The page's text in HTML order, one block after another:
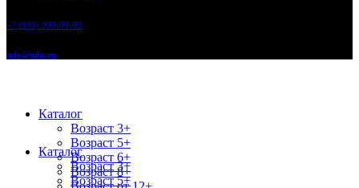
+7 (999) 999-99-99
info@info.ru
Каталог
Возраст 3+
Возраст 5+
Возраст 6+
Возраст 8+
Каталог
Возраст 3+
Возраст 5+